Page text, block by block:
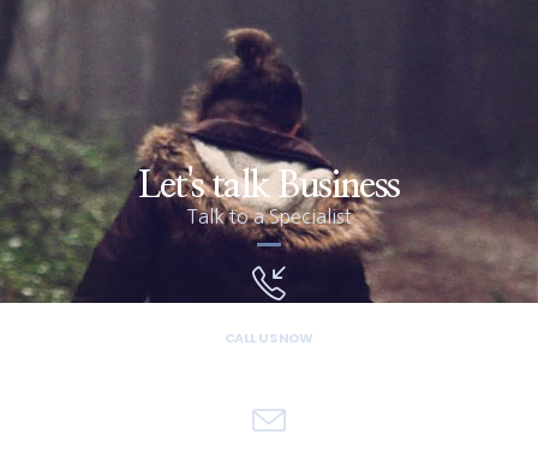
Let's talk Business
Talk to a Specialist
CALL US NOW